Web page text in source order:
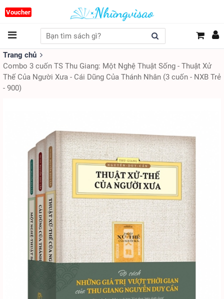
Voucher
Trang chủ
Combo 3 cuốn TS Thu Giang: Một Nghệ Thuật Sống - Thuật Xử
Thế Của Người Xưa - Cái Dũng Của Thánh Nhân (3 cuốn - NXB Trẻ
- 900)